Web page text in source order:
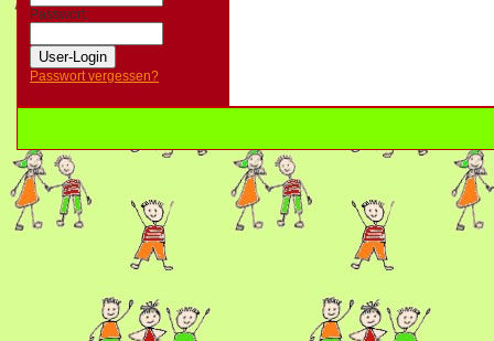
Passwort:
Passwort vergessen?